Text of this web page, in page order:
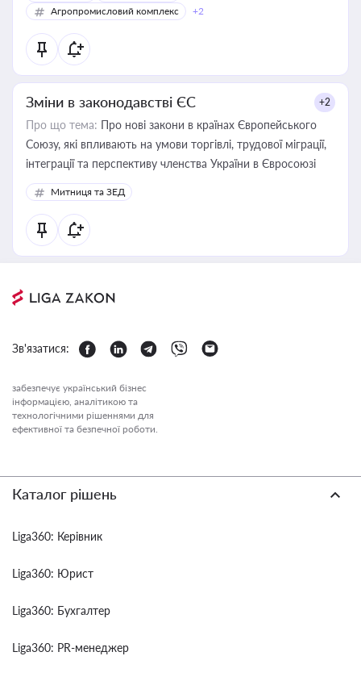
Агропромисловий комплекс
+2
Зміни в законодавстві ЄС +2
Про що тема: Про нові закони в країнах Європейського
Союзу, які впливають на умови торгівлі, трудової міграції,
інтеграції та перспективу членства України в Євросоюзі
Митниця та ЗЕД
Зв'язатися:
забезпечує український бізнес
інформацією, аналітикою та
технологічними рішеннями для
ефективної та безпечної роботи.
Каталог рішень
Liga360: Керівник
Liga360: Юрист
Liga360: Бухгалтер
Liga360: PR-менеджер